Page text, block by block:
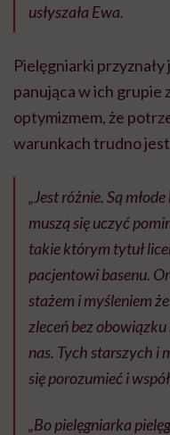
usłyszała Ewa.
Pielęgniarki
panująca w ich grupie
optymizmem, że
warunkach trudno
„Jest różnie. Są
muszą się uczyć
takie którym tytuł
pacjentowi basenu.
stażem i myśleniem
zleceń bez
nas. Tych starszych i
się porozumieć i
„Bo pielęgniarka